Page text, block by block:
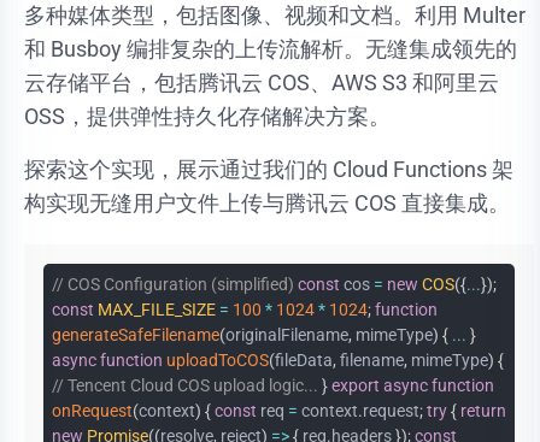
多种媒体类型，包括图像、视频和文档。利用 Multer
和 Busboy 编排复杂的上传流解析。无缝集成领先的
云存储平台，包括腾讯云 COS、AWS S3 和阿里云
OSS，提供弹性持久化存储解决方案。
探索这个实现，展示通过我们的 Cloud Functions 架
构实现无缝用户文件上传与腾讯云 COS 直接集成。
// COS Configuration (simplified) const cos = new COS({...});
const MAX_FILE_SIZE = 100 * 1024* 1024;function
generateSafeFilename(originalFilename, mimeType) { ... }
asyncfunction uploadToCOS(fileData, filename, mimeType) {
// Tencent Cloud COS upload logic... }export asyncfunction
onRequest(context) {const req = context.request;try{ return
new Promise((resolve, reject) =>{ req.headers});const